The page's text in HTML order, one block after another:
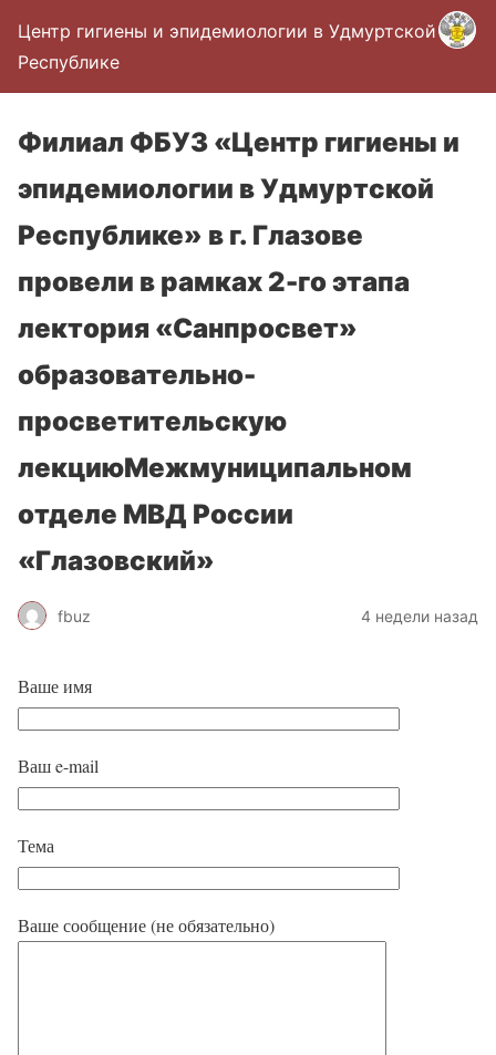
Центр гигиены и эпидемиологии в Удмуртской
Республике
Филиал ФБУЗ «Центр гигиены и
эпидемиологии в Удмуртской
Республике» в г. Глазове
провели в рамках 2-го этапа
лектория «Санпросвет»
образовательно-
просветительскую
лекциюМежмуниципальном
отделе МВД России
«Глазовский»
fbuz 4 недели назад
Ваше имя
Ваш e-mail
Тема
Ваше сообщение (не обязательно)